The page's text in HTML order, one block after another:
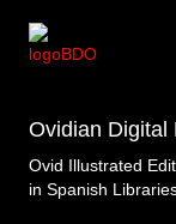
Ovidian Digital
Ovid Illustrated
in Spanish